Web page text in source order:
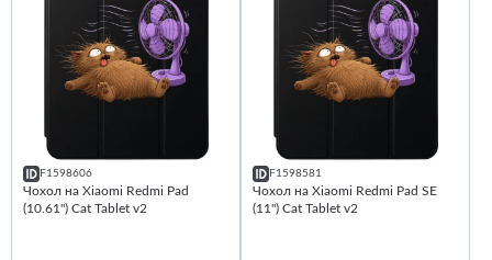
F1598606
Чохол на Xiaomi Redmi Pad
(10.61") Cat Tablet v2
F1598581
Чохол на Xiaomi Redmi Pad SE
(11") Cat Tablet v2